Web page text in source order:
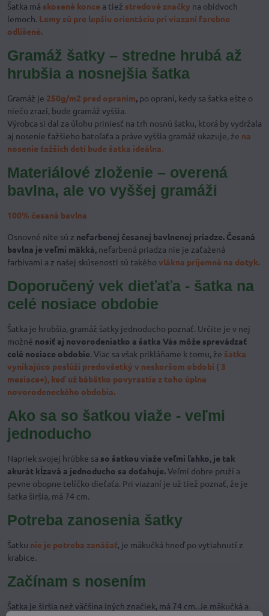
Šatka má skosené konce a tiež stredové značky na obidvoch
lemoch. Lemy sú pre lepšiu orientáciu pri viazaní farebne
odlíšené.
Gramáž šatky – stredne hrubá až
hrubšia a nosnejšia šatka
Gramáž je 250g/m2 pred opraním, po opraní, kedy sa šatka ešte o
niečo zrazí, bude gramáž vyššia.
Výrobca si dal za úlohu priniesť na trh nosnú šatku, ktorá by vydržala
aj nosenie ťažšieho batoľaťa a práve vyššia gramáž ukazuje, že na
nosenie ťažších detí bude šatka ideálna.
Materiálové zloženie – overená
bavlna, ale vo vyššej gramáži
100% česaná bavlna
Osnovné nite sú z nefarbenej česanej bavlnenej priadze. Česaná
bavlna je veľmi mäkká, nefarbená priadza nie je zaťažená
farbivami a z našej skúsenosti sú takéhovlákna príjemné na dotyk.
Doporučený vek dieťaťa - šatka na
celé nosiace obdobie
Šatka je hrubšia, gramáž šatky jednoducho poznať. Určite je v nej
možné nosiť aj novorodeniatko a šatka Vás môže sprevádzať
celé nosiace obdobie. Viac sa však prikláňame k tomu, že šatka
vynikajúco poslúži predovšetký v neskoršom období ( 3
mesiace+), keď už bábätko povyrastie z toho úplne
novorodeneckého obdobia.
Ako sa so šatkou viaže - veľmi
jednoducho
Napriek svojej hrúbke sa so šatkou viaže veľmi ľahko, je tak
akurát kĺzavá a jednoducho sa doťahuje.Veľmi dobre pruží a
pevne obopne telíčko dieťaťa. Pri viazaní je už tiež poznať, že je
šatka širšia, má 74 cm.
Potreba zanosenia šatky
Šatku nie je potreba zanášať, je mäkučká hneď po vytiahnutí z
krabice.
Začínam s nosením
Šatka je širšia než väčšina iných značiek, má 74 cm. Je mäkučká a